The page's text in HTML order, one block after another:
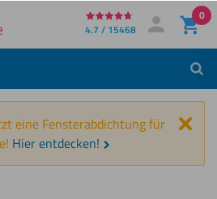
4.7 / 15468 Mein Konto
Anmelden
0
eine Fensterabdichtung für
Hier entdecken!